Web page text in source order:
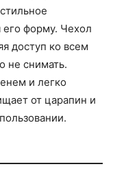
его форму. Чехол
доступ ко всем
не снимать.
и легко
от царапин и